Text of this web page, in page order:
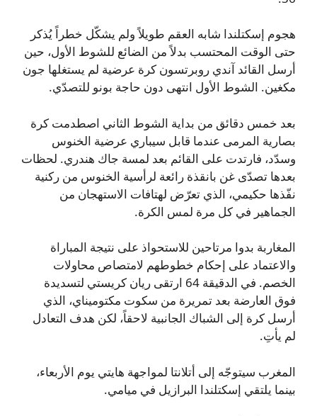
هجوم إسكتلندا شابه العقم طويلاً ولم يشكّل خطراً يُذكر
حتى الوقت المحتسب بدلاً من الضائع للشوط الأول، حين
أرسل القائد آندي روبرتسون كرة عرضية لم يستغلها جون
مكغين. الشوط الأول انتهى دون حاجة بونو للتصدّي.
بعد خمس دقائق من بداية الشوط الثاني اصطدمت كرة
بصارية المرمى عندما قابل سيباري عرضية الخنوس
وسدّد، فارتدت على القائم بعد لمسة جاك هندري. لحظات
بعدها تصدّى غن بانقذة رائعة لرأسية الخنوس من ركنية
نفّذها حكيمي، الذي تعرّض لهتافات الاستهجان من
الجماهير في كل مرة لمس الكرة.
المغاربة بدوا مرتاحين للاستحواذ على نتيجة المباراة
والاعتماد على إحكام خطوطهم لامتصاص محاولات
الخصم. في الدقيقة 64 ارتقى ريان كريستي لتسديدة
فوق العارضة بعد تمريرة من سكوت مكتوميناي، الذي
أرسل كرة إلى الشباك الجانبية لاحقاً، لكن هدف التعادل
لم يأتِ.
المغرب سيتوجّه إلى أتلانتا لمواجهة هايتي يوم الأربعاء،
بينما يلتقي إسكتلندا البرازيل في ميامي.